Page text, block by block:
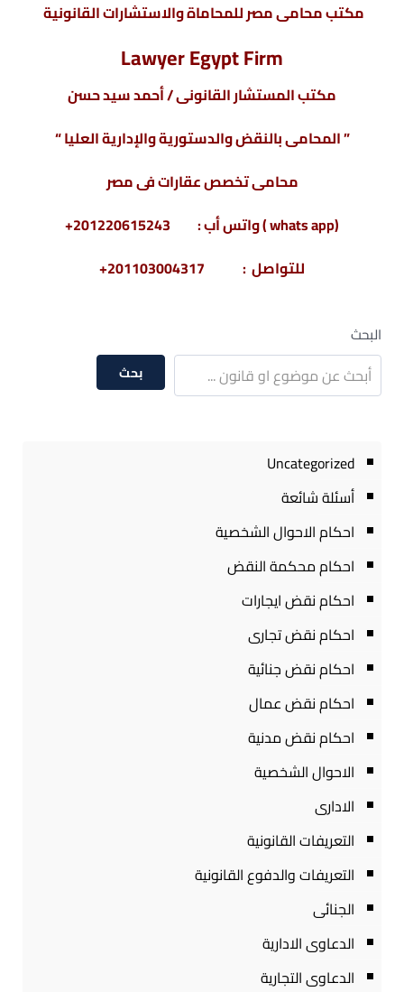
مكتب محامى مصر للمحاماة والاستشارات القانونية
Lawyer Egypt Firm
مكتب المستشار القانونى / أحمد سيد حسن
” المحامى بالنقض والدستورية والإدارية العليا “
محامى تخصص عقارات فى مصر
(whats app ) واتس أب : 201220615243+
للتواصل : 201103004317+
البحث
بحث
Uncategorized
أسئلة شائعة
احكام الاحوال الشخصية
احكام محكمة النقض
احكام نقض ايجارات
احكام نقض تجارى
احكام نقض جنائية
احكام نقض عمال
احكام نقض مدنية
الاحوال الشخصية
الادارى
التعريفات القانونية
التعريفات والدفوع القانونية
الجنائى
الدعاوى الادارية
الدعاوى التجارية